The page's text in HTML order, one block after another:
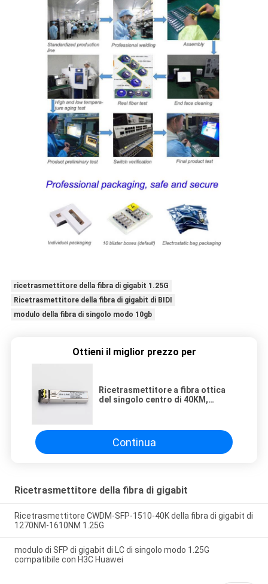
ricetrasmettitore della fibra di gigabit 1.25G
Ricetrasmettitore della fibra di gigabit di BIDI
modulo della fibra di singolo modo 10gb
Ottieni il miglior prezzo per
Ricetrasmettitore a fibra ottica
del singolo centro di 40KM,
Continua
Ricetrasmettitore della fibra di gigabit
Ricetrasmettitore CWDM-SFP-1510-40K della fibra di gigabit di
1270NM-1610NM 1.25G
modulo di SFP di gigabit di LC di singolo modo 1.25G
compatibile con H3C Huawei